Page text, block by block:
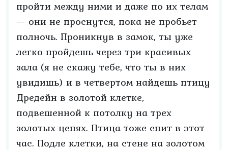
пройти между ними и даже по их телам
— они не проснутся, пока не пробьет
полночь. Проникнув в замок, ты уже
легко пройдешь через три красивых
зала (я не скажу тебе, что ты в них
увидишь) и в четвертом найдешь птицу
Дредейн в золотой клетке,
подвешенной к потолку на трех
золотых цепях. Птица тоже спит в этот
час. Подле клетки, на стене на золотом